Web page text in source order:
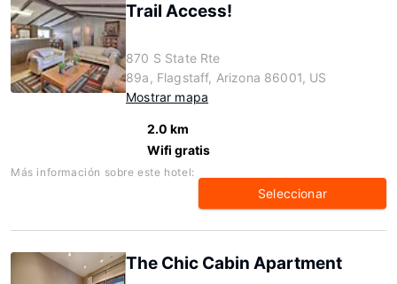
Trail Access!
870 S State Rte
89a, Flagstaff, Arizona 86001, US
Mostrar mapa
2.0 km
Wifi gratis
Más información sobre este hotel:
Seleccionar
The Chic Cabin Apartment